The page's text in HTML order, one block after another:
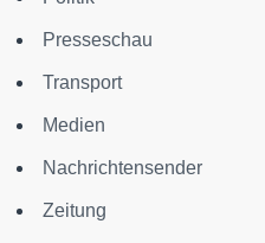
Presseschau
Transport
Medien
Nachrichtensender
Zeitung